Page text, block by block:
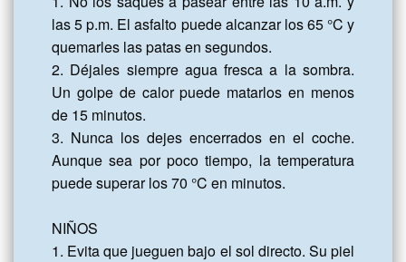
las 5 p.m. El asfalto puede alcanzar los 65 °C y
quemarles las patas en segundos.
2. Déjales siempre agua fresca a la sombra.
Un golpe de calor puede matarlos en menos
de 15 minutos.
3. Nunca los dejes encerrados en el coche.
Aunque sea por poco tiempo, la temperatura
puede superar los 70 °C en minutos.
NIÑOS
1. Evita que jueguen bajo el sol directo. Su piel